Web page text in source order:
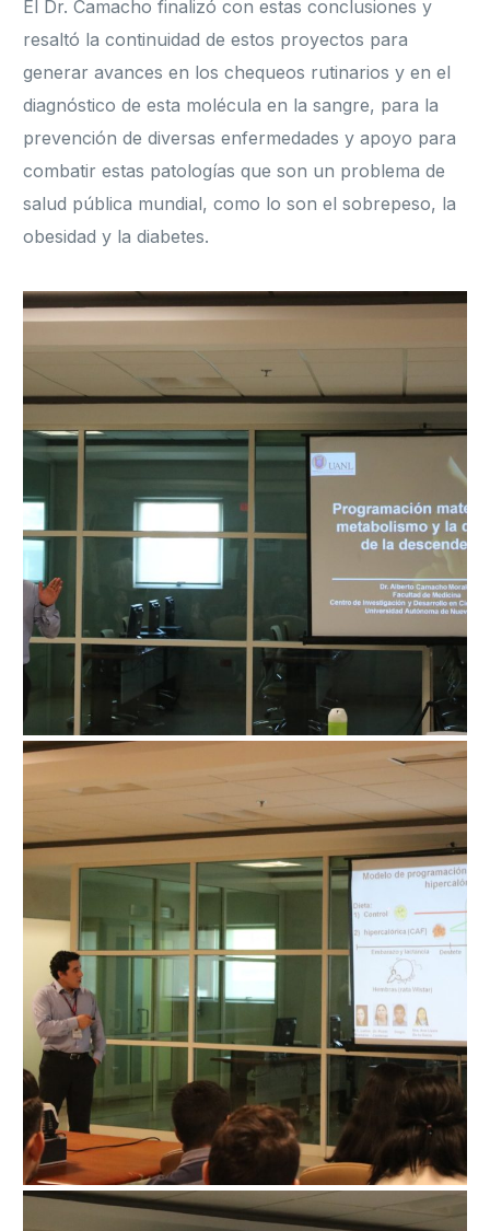
El Dr. Camacho finalizó con estas conclusiones y
resaltó la continuidad de estos proyectos para
generar avances en los chequeos rutinarios y en el
diagnóstico de esta molécula en la sangre, para la
prevención de diversas enfermedades y apoyo para
combatir estas patologías que son un problema de
salud pública mundial, como lo son el sobrepeso, la
obesidad y la diabetes.